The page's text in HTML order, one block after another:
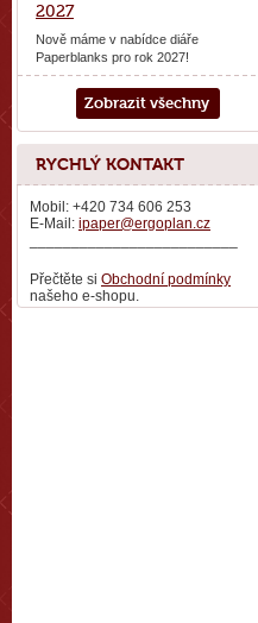
2027
Nově máme v nabídce diáře
Paperblanks pro rok 2027!
Zobrazit všechny
RYCHLÝ KONTAKT
Mobil: +420 734 606 253
E-Mail: ipaper@ergoplan.cz
Přečtěte si Obchodní podmínky
našeho e-shopu.